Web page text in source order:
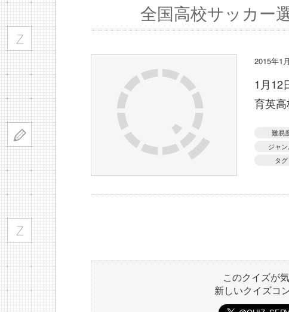
全国高校サッカー
2015年1
1月12
育英
難易
ジャ
タグ
このクイズが
新しいクイズコ